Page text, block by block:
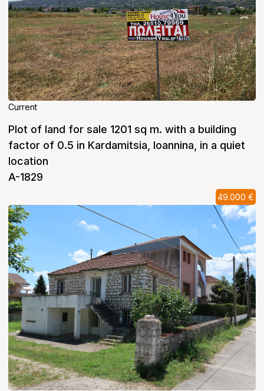
Current
Plot of land for sale 1201 sq m. with a building
factor of 0.5 in Kardamitsia, Ioannina, in a quiet
location
A-1829
49.000 €